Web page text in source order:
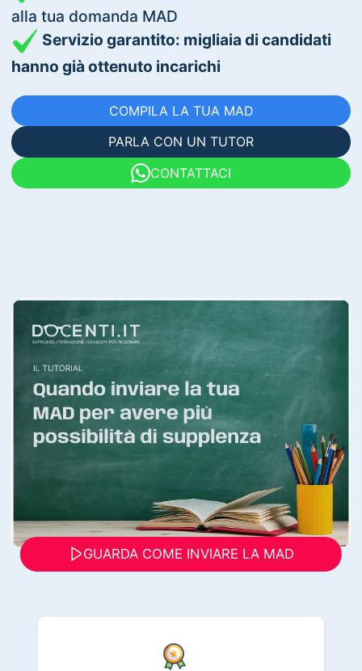
alla tua domanda MAD
Servizio garantito: migliaia di candidati
hanno già ottenuto incarichi
COMPILA LA TUA MAD
PARLA CON UN TUTOR
CONTATTACI
GUARDA COME INVIARE LA MAD